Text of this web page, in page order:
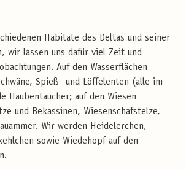
Habitate des Deltas und seiner
wir lassen uns dafür viel Zeit und
Auf den Wasserflächen
Spieß- und Löffelenten (alle im
Haubentaucher; auf den Wiesen
und Bekassinen, Wiesenschafstelze,
Wir werden Heidelerchen,
sowie Wiedehopf auf den